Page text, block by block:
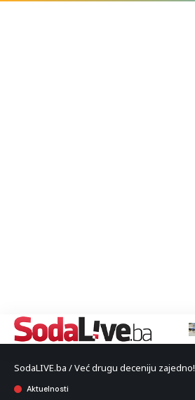
SodaLIVE.ba / Već drugu deceniju zajedno!
Aktuelnosti